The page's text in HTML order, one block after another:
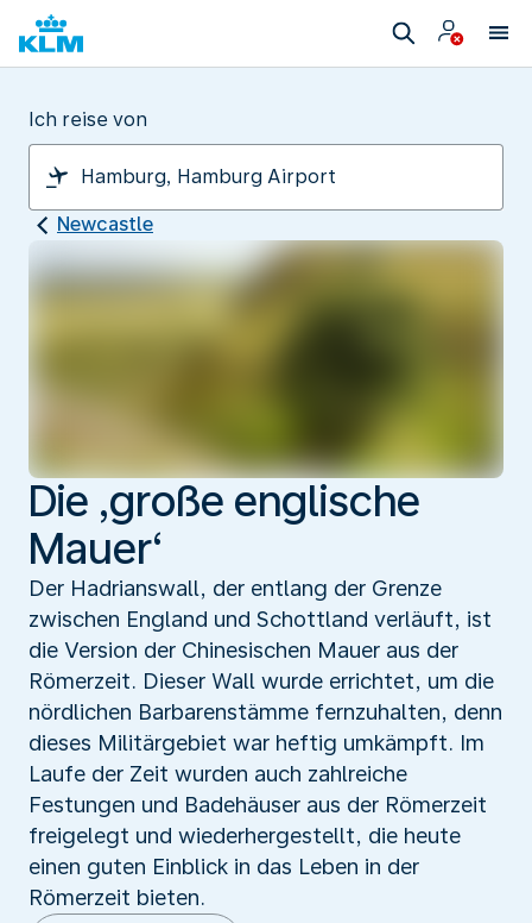
Ich reise von
Newcastle
Die ‚große englische
Mauer‘
Der Hadrianswall, der entlang der Grenze
zwischen England und Schottland verläuft, ist
die Version der Chinesischen Mauer aus der
Römerzeit. Dieser Wall wurde errichtet, um die
nördlichen Barbarenstämme fernzuhalten, denn
dieses Militärgebiet war heftig umkämpft. Im
Laufe der Zeit wurden auch zahlreiche
Festungen und Badehäuser aus der Römerzeit
freigelegt und wiederhergestellt, die heute
einen guten Einblick in das Leben in der
Römerzeit bieten.